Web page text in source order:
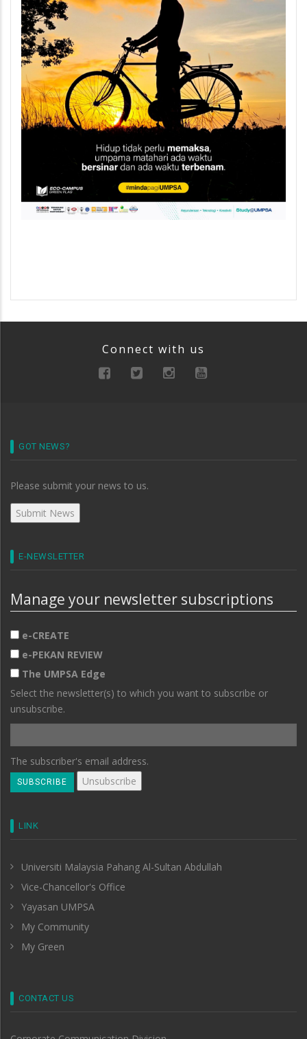
Connect with us
GOT NEWS?
Please submit your news to us.
E-NEWSLETTER
Manage your newsletter subscriptions
e-CREATE
e-PEKAN REVIEW
The UMPSA Edge
Select the newsletter(s) to which you want to subscribe or
unsubscribe.
The subscriber's email address.
LINK
Universiti Malaysia Pahang Al-Sultan Abdullah
Vice-Chancellor's Office
Yayasan UMPSA
My Community
My Green
CONTACT US